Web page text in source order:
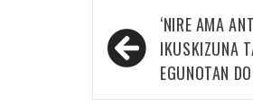
Bidalketetan
zehar
nabigatu
‘NIRE AMA
IKUSKIZUNA
EGUNOTAN